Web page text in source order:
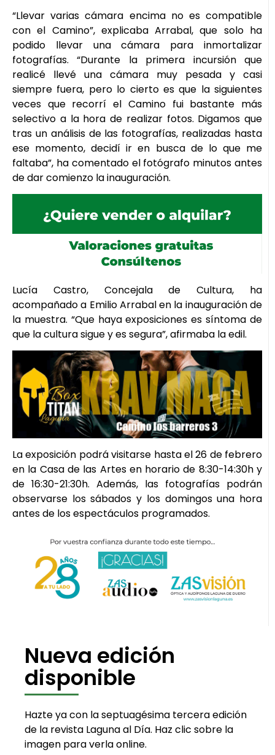
“Llevar varias cámara encima no es compatible
con el Camino”, explicaba Arrabal, que solo ha
podido llevar una cámara para inmortalizar
fotografías. “Durante la primera incursión que
realicé llevé una cámara muy pesada y casi
siempre fuera, pero lo cierto es que la siguientes
veces que recorrí el Camino fui bastante más
selectivo a la hora de realizar fotos. Digamos que
tras un análisis de las fotografías, realizadas hasta
ese momento, decidí ir en busca de lo que me
faltaba”, ha comentado el fotógrafo minutos antes
de dar comienzo la inauguración.
Lucía Castro, Concejala de Cultura, ha
acompañado a Emilio Arrabal en la inauguración de
la muestra. “Que haya exposiciones es síntoma de
que la cultura sigue y es segura”, afirmaba la edil.
La exposición podrá visitarse hasta el 26 de febrero
en la Casa de las Artes en horario de 8:30-14:30h y
de 16:30-21:30h. Además, las fotografías podrán
observarse los sábados y los domingos una hora
antes de los espectáculos programados.
Nueva edición
disponible
Hazte ya con la septuagésima tercera edición
de la revista Laguna al Día. Haz clic sobre la
imagen para verla online.